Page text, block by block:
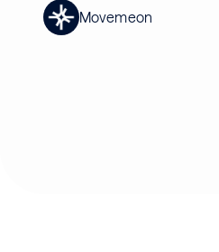
Movemeon